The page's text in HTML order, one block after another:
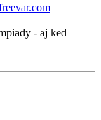
- aj ked